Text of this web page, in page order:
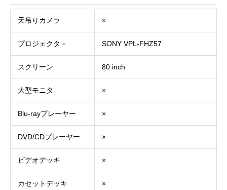
天吊りカメラ ×
プロジェクタ－ SONY VPL-FHZ57
スクリーン 80 inch
大型モニタ ×
Blu-rayプレーヤー ×
DVD/CDプレーヤー ×
ビデオデッキ ×
カセットデッキ ×